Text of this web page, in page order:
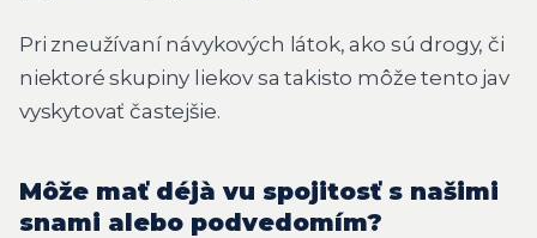
Pri zneužívaní návykových látok, ako sú drogy, či
niektoré skupiny liekov sa takisto môže tento jav
vyskytovať častejšie.
Môže mať déjà vu spojitosť s našimi
snami alebo podvedomím?